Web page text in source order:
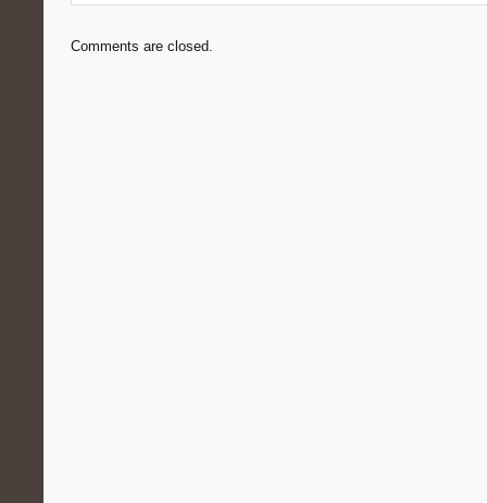
Comments are closed.